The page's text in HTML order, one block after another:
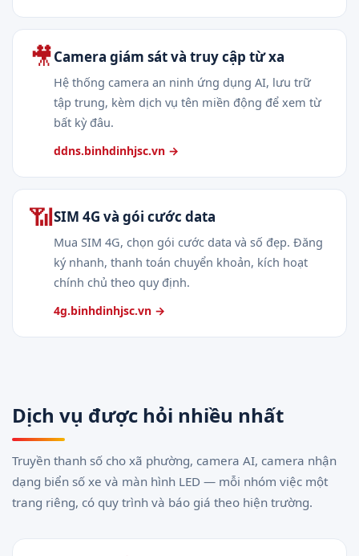
🎥Camera giám sát và truy cập từ xa
Hệ thống camera an ninh ứng dụng AI, lưu trữ
tập trung, kèm dịch vụ tên miền động để xem từ
bất kỳ đâu.
ddns.binhdinhjsc.vn →
📶SIM 4G và gói cước data
Mua SIM 4G, chọn gói cước data và số đẹp. Đăng
ký nhanh, thanh toán chuyển khoản, kích hoạt
chính chủ theo quy định.
4g.binhdinhjsc.vn →
Dịch vụ được hỏi nhiều nhất
Truyền thanh số cho xã phường, camera AI, camera nhận
dạng biển số xe và màn hình LED — mỗi nhóm việc một
trang riêng, có quy trình và báo giá theo hiện trường.